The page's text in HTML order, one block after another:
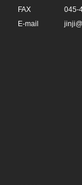
FAX
045-
E-mail